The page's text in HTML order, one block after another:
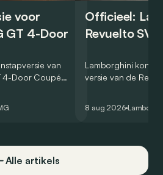
voor
GT 4-Door
van
4-Door Coupé
Officieel:
Revuelto SV
Lamborghini
versie van de
een record voor
8 aug 2026
Alle artikels